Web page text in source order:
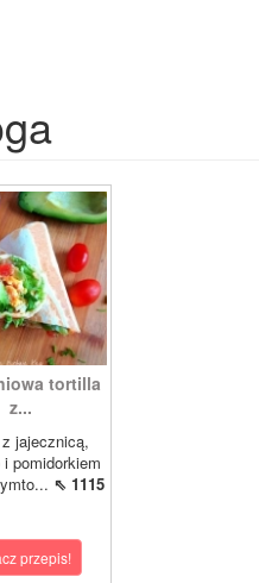
tortilla
z...
jajecznicą,
pomidorkiem
⇖ 1115
przepis!